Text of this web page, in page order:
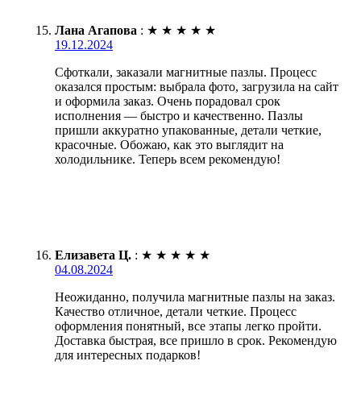
Лана Агапова : ★ ★ ★ ★ ★
19.12.2024
Сфоткали, заказали магнитные пазлы. Процесс
оказался простым: выбрала фото, загрузила на сайт
и оформила заказ. Очень порадовал срок
исполнения — быстро и качественно. Пазлы
пришли аккуратно упакованные, детали четкие,
красочные. Обожаю, как это выглядит на
холодильнике. Теперь всем рекомендую!
Елизавета Ц. : ★ ★ ★ ★ ★
04.08.2024
Неожиданно, получила магнитные пазлы на заказ.
Качество отличное, детали четкие. Процесс
оформления понятный, все этапы легко пройти.
Доставка быстрая, все пришло в срок. Рекомендую
для интересных подарков!